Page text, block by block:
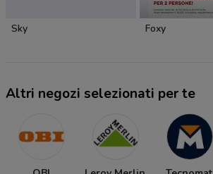
Sky Foxy
Altri negozi selezionati per te